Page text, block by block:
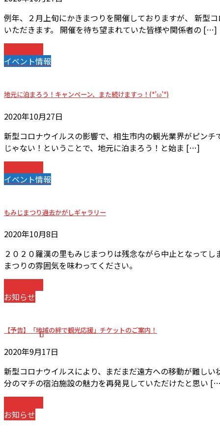
例年、２月上旬にかきまつりを開催しておりますが、 新型
いただきます。 開催を待ち望まれていた皆様や関係者の […]
イベント情報
地元に泊まろう！キャンペーン、また続けますっ！(*’ω’*)
2020年10月27日
新型コロナウイルスの影響で、相生市内の観光業界がピン
じゃない！ということで、地元に泊まろう！と始ま […]
イベント情報
もみじまつり過去かがしギャラリー
2020年10月8日
２０２０羅漢の里もみじまつりは残念ながら中止となって
まつりの雰囲気を味わってください。
お知らせ
【予告】「地域の絆で観光応援」チケットのご案内！
2020年9月17日
新型コロナウイルスにより、まだまだ遠方への移動が難し
分のマチの宿泊施設の魅力を再発見していただけたと思い
お知らせ